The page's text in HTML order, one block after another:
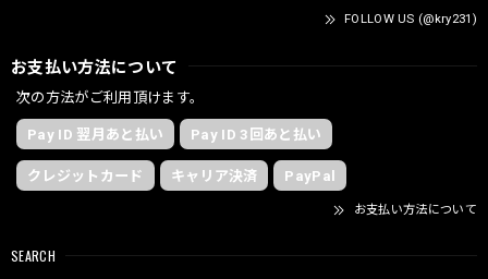
FOLLOW US (@kry231)
お支払い方法について
次の方法がご利用頂けます。
Pay ID 翌月あと払い Pay ID 3回あと払い
クレジットカード キャリア決済 PayPal
お支払い方法について
SEARCH